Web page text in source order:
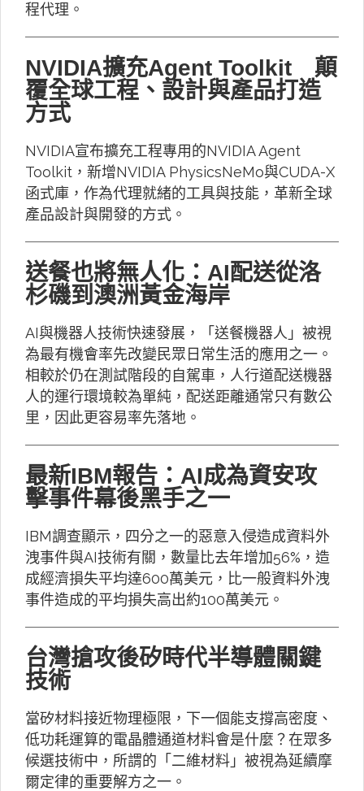
程代理。
NVIDIA擴充Agent Toolkit 顛
覆全球工程、設計與產品打造
方式
NVIDIA宣布擴充工程專用的NVIDIA Agent
Toolkit，新增NVIDIA PhysicsNeMo與CUDA-X
函式庫，作為代理就緒的工具與技能，革新全球
產品設計與開發的方式。
送餐也將無人化：AI配送從洛
杉磯到澳洲黃金海岸
AI與機器人技術快速發展，「送餐機器人」被視
為最有機會率先改變民眾日常生活的應用之一。
相較於仍在測試階段的自駕車，人行道配送機器
人的運行環境較為單純，配送距離通常只有數公
里，因此更容易率先落地。
最新IBM報告：AI成為資安攻
擊事件幕後黑手之一
IBM調查顯示，四分之一的惡意入侵造成資料外
洩事件與AI技術有關，數量比去年增加56%，造
成經濟損失平均達600萬美元，比一般資料外洩
事件造成的平均損失高出約100萬美元。
台灣搶攻後矽時代半導體關鍵
技術
當矽材料接近物理極限，下一個能支撐高密度、
低功耗運算的電晶體通道材料會是什麼？在眾多
候選技術中，所謂的「二維材料」被視為延續摩
爾定律的重要解方之一。